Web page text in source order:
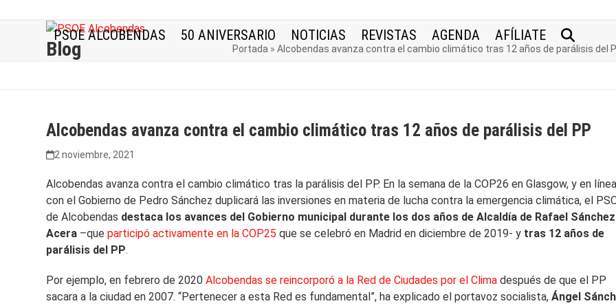
PSOE ALCOBENDAS 50 ANIVERSARIO NOTICIAS REVISTAS AGENDA AFÍLIATE
Blog Portada » Alcobendas avanza contra el cambio climático tras 12 años de parálisis del
Alcobendas avanza contra el cambio climático tras 12 años de parálisis del PP
2 noviembre, 2021
Alcobendas avanza contra el cambio climático tras la parálisis del PP. En la semana de la COP26 en Glasgow, y en línea
con el Gobierno de Pedro Sánchez duplicará las inversiones en materia de lucha contra la emergencia climática, el
de Alcobendas destaca los avances del Gobierno municipal durante los dos años de Alcaldía de Rafael Sánchez
Acera –queparticipó activamente en la COP25 que se celebró en Madrid en diciembre de 2019- y tras 12 años de
parálisis del PP.
Por ejemplo, en febrero de 2020Alcobendas se reincorporó a la Red de Ciudades por el Clima después de que el PP
sacara a la ciudad en 2007. “Pertenecer a esta Red es fundamental”, ha explicado el portavoz socialista,Ángel